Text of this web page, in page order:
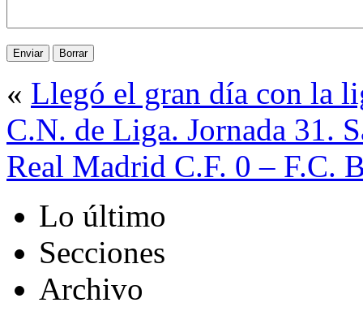
« Llegó el gran día con la
C.N. de Liga. Jornada 31.
Real Madrid C.F. 0 – F.C.
Lo último
Secciones
Archivo